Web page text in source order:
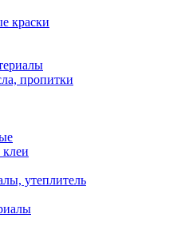
краски
пропитки
утеплитель